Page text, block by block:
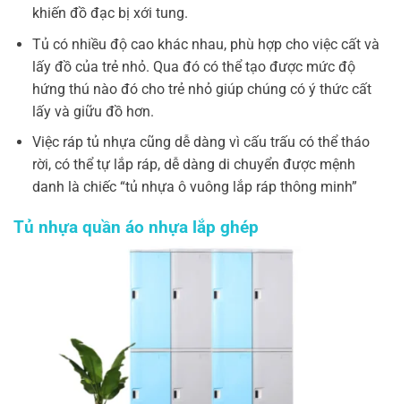
khiến đồ đạc bị xới tung.
Tủ có nhiều độ cao khác nhau, phù hợp cho việc cất và
lấy đồ của trẻ nhỏ. Qua đó có thể tạo được mức độ
hứng thú nào đó cho trẻ nhỏ giúp chúng có ý thức cất
lấy và giữu đồ hơn.
Việc ráp tủ nhựa cũng dễ dàng vì cấu trấu có thể tháo
rời, có thể tự lắp ráp, dễ dàng di chuyển được mệnh
danh là chiếc “tủ nhựa ô vuông lắp ráp thông minh”
Tủ nhựa quần áo nhựa lắp ghép